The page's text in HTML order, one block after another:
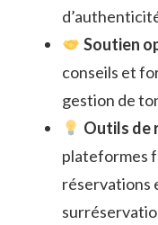
Soutien
conseils et
gestion de
Outils de
plateformes
réservations